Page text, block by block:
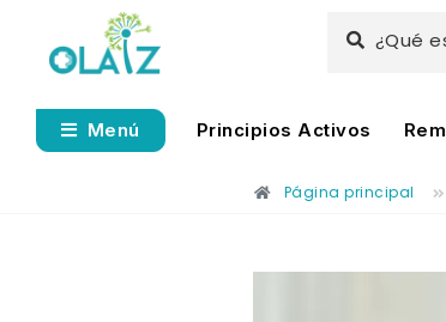
¿Qué
Menú Principios Activos
Página principal